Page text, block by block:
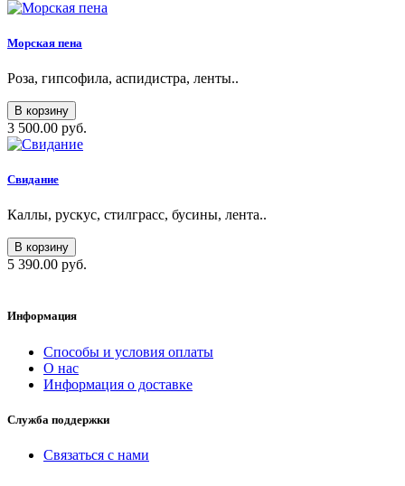
Морская пена
Роза, гипсофила, аспидистра, ленты..
В корзину
3 500.00 руб.
Свидание
Каллы, рускус, стилграсс, бусины, лента..
В корзину
5 390.00 руб.
Информация
Способы и условия оплаты
О нас
Информация о доставке
Служба поддержки
Связаться с нами